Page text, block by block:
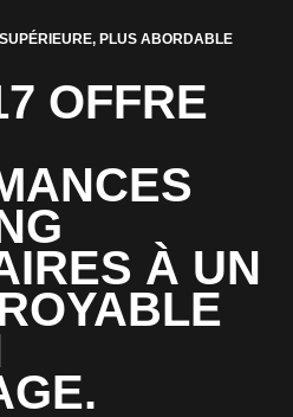
PLUS ABORDABLE
OFFRE
À UN